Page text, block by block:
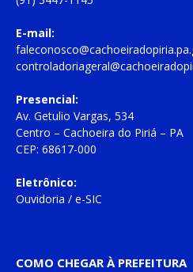
E-mail:
Presencial:
Av. Getulio Vargas, 534
Centro – Cachoeira do Piriá – PA
CEP: 68617-000
Eletrônico:
Ouvidoria / e-SIC
COMO CHEGAR À PREFEITURA